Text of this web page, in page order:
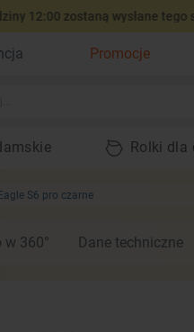
zostaną wysłane tego
Promocje
Rolki dla
S6 pro czarne
w 360° Dane techniczne